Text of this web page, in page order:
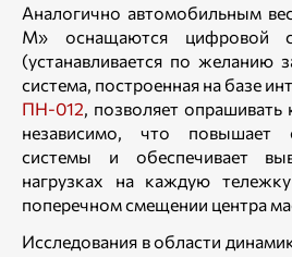
Аналогично автомобильным
М» оснащаются цифровой
(устанавливается по желанию
система, построенная на базе
ПН-012 , позволяет
независимо, что повышает
системы и обеспечивает
нагрузках на каждую
поперечном смещении центра
Исследования в области